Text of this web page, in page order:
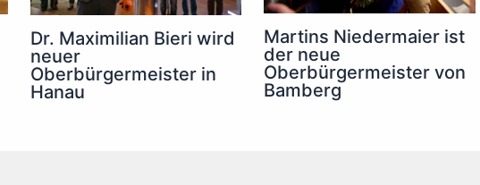
Dr. Maximilian Bieri wird
neuer
Oberbürgermeister in
Hanau
Martins Niedermaier ist
der neue
Oberbürgermeister von
Bamberg